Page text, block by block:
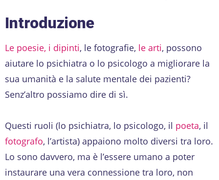
Introduzione
Le poesie, i dipinti, le fotografie, le arti, possono
aiutare lo psichiatra o lo psicologo a migliorare la
sua umanità e la salute mentale dei pazienti?
Senz’altro possiamo dire di sì.
Questi ruoli (lo psichiatra, lo psicologo, il poeta, il
fotografo, l’artista) appaiono molto diversi tra loro.
Lo sono davvero, ma è l’essere umano a poter
instaurare una vera connessione tra loro, non